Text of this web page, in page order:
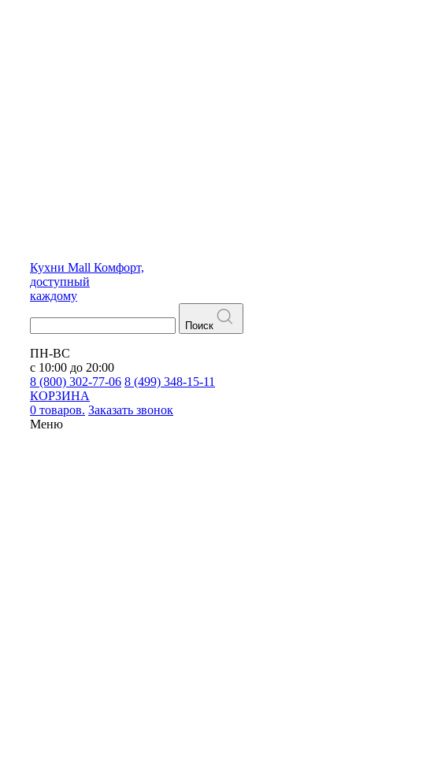
Кухни Mall Комфорт,
доступный
каждому
Поиск
ПН-ВС
с 10:00 до 20:00
8 (800) 302-77-06 8 (499) 348-15-11
КОРЗИНА
0 товаров. Заказать звонок
Меню